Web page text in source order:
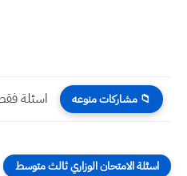
📁 مشاركات منوعه
اسئلة الامتحان الوزاري ثالث متوسط